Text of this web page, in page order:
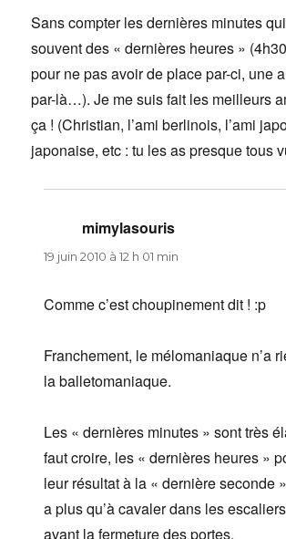
Sans compter les dernières minutes
souvent des « dernières heures »
pour ne pas avoir de place par-ci, une
par-là…). Je me suis fait les meilleurs
ça ! (Christian, l’ami berlinois, l’ami
japonaise, etc : tu les as presque tous
mimylasouris
19 juin 2010 à 12 h 01 min
Comme c’est choupinement dit ! :p
Franchement, le mélomaniaque n’a
la balletomaniaque.
Les « dernières minutes » sont très
faut croire, les « dernières heures »
leur résultat à la « dernière seconde
a plus qu’à cavaler dans les
avant la fermeture des portes.